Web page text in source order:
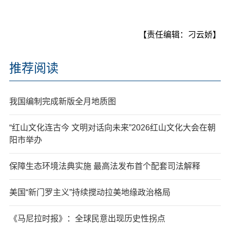
【责任编辑：刁云娇】
推荐阅读
我国编制完成新版全月地质图
“红山文化连古今 文明对话向未来”2026红山文化大会在朝
阳市举办
保障生态环境法典实施 最高法发布首个配套司法解释
美国“新门罗主义”持续搅动拉美地缘政治格局
《马尼拉时报》：全球民意出现历史性拐点